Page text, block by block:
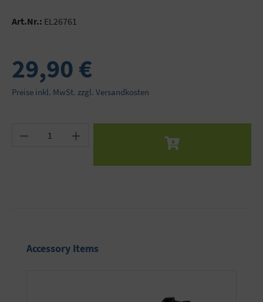
Art.Nr.: EL26761
29,90 €
Preise inkl. MwSt. zzgl. Versandkosten
Produkt Anzahl: Gib den gewünschten Wert
Produktgalerie überspringen
Accessory Items